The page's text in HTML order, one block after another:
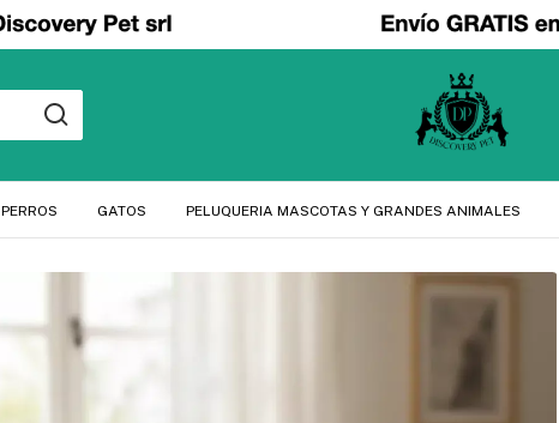
PERROS GATOS PELUQUERIA MASCOTAS Y GRANDES ANIMALES